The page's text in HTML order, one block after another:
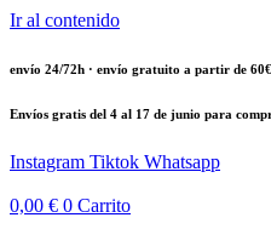
Ir al contenido
envío 24/72h · envío gratuito a partir de 60€
Envíos gratis del 4 al 17 de junio para
Instagram Tiktok Whatsapp
0,00 € 0 Carrito